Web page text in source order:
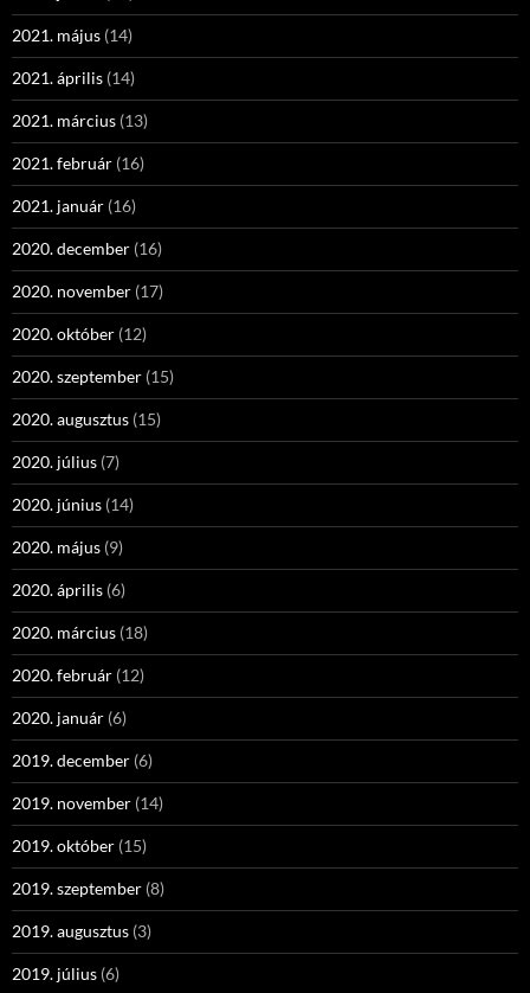
2021. május (14)
2021. április (14)
2021. március (13)
2021. február (16)
2021. január (16)
2020. december (16)
2020. november (17)
2020. október (12)
2020. szeptember (15)
2020. augusztus (15)
2020. július (7)
2020. június (14)
2020. május (9)
2020. április (6)
2020. március (18)
2020. február (12)
2020. január (6)
2019. december (6)
2019. november (14)
2019. október (15)
2019. szeptember (8)
2019. augusztus (3)
2019. július (6)